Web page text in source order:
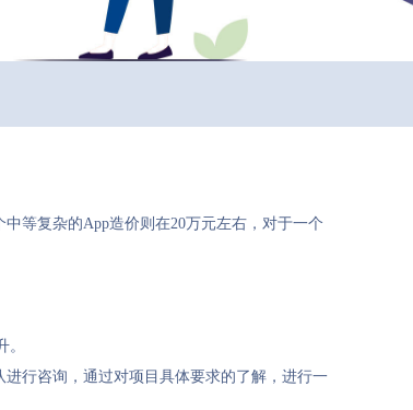
等复杂的App造价则在20万元左右，对于一个
行咨询，通过对项目具体要求的了解，进行一